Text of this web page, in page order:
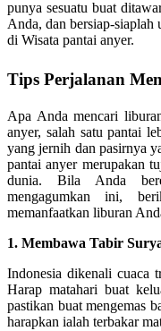
punya sesuatu buat
Anda, dan bersiap-siaplah
di Wisata pantai anyer.
Tips Perjalanan
Apa Anda mencari
anyer, salah satu pantai
yang jernih dan pasirnya
pantai anyer merupakan
dunia. Bila Anda
mengagumkan ini,
memanfaatkan liburan
1. Membawa Tabir
Indonesia dikenali cuaca
Harap matahari buat
pastikan buat mengemas
harapkan ialah terbakar